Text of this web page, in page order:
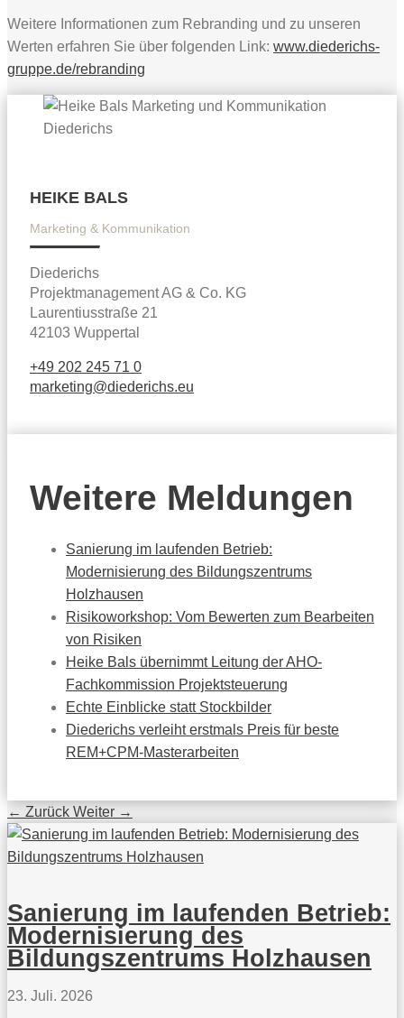
Weitere Informationen zum Rebranding und zu unseren
Werten erfahren Sie über folgenden Link: www.diederichs-
gruppe.de/rebranding
HEIKE BALS
Marketing & Kommunikation
Diederichs
Projektmanagement AG & Co. KG
Laurentiusstraße 21
42103 Wuppertal
+49 202 245 71 0
marketing@diederichs.eu
Weitere Meldungen
Sanierung im laufenden Betrieb:
Modernisierung des Bildungszentrums
Holzhausen
Risikoworkshop: Vom Bewerten zum Bearbeiten
von Risiken
Heike Bals übernimmt Leitung der AHO-
Fachkommission Projektsteuerung
Echte Einblicke statt Stockbilder
Diederichs verleiht erstmals Preis für beste
REM+CPM-Masterarbeiten
← Zurück Weiter →
Sanierung im laufenden Betrieb:
Modernisierung des
Bildungszentrums Holzhausen
23. Juli. 2026